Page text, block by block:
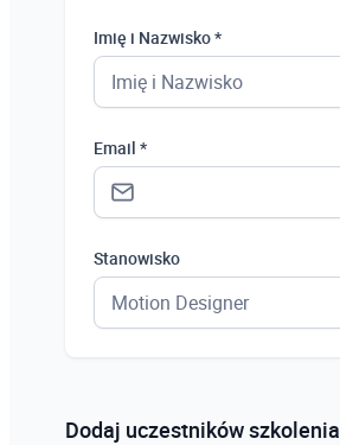
Imię i Nazwisko *
Email *
Stanowisko
Dodaj uczestników szkolenia